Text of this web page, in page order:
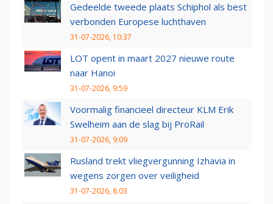
Gedeelde tweede plaats Schiphol als best
verbonden Europese luchthaven
31-07-2026, 10:37
LOT opent in maart 2027 nieuwe route
naar Hanoi
31-07-2026, 9:59
Voormalig financieel directeur KLM Erik
Swelheim aan de slag bij ProRail
31-07-2026, 9:09
Rusland trekt vliegvergunning Izhavia in
wegens zorgen over veiligheid
31-07-2026, 8:03